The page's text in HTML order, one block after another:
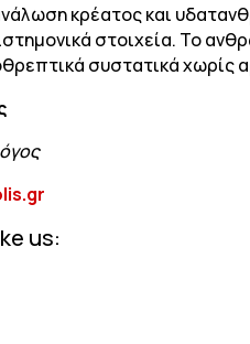
κρέατος και
στοιχεία. Το
συστατικά χωρίς
us: